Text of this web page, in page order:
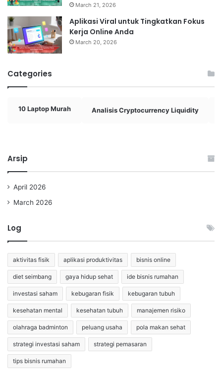
March 21, 2026
Aplikasi Viral untuk Tingkatkan Fokus
Kerja Online Anda
March 20, 2026
Categories
10 Laptop Murah Analisis Cryptocurrency Liquidity
Arsip
April 2026
March 2026
Log
aktivitas fisik aplikasi produktivitas bisnis online
diet seimbang gaya hidup sehat ide bisnis rumahan
investasi saham kebugaran fisik kebugaran tubuh
kesehatan mental kesehatan tubuh manajemen risiko
olahraga badminton peluang usaha pola makan sehat
strategi investasi saham strategi pemasaran
tips bisnis rumahan